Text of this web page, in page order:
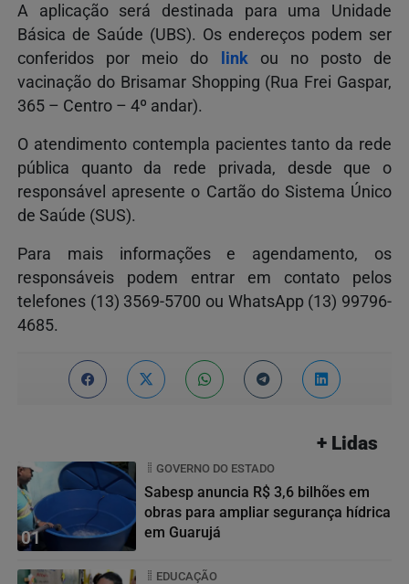
A aplicação será destinada para uma Unidade
Básica de Saúde (UBS). Os endereços podem ser
conferidos por meio do
link ou no posto de
vacinação do Brisamar Shopping (Rua Frei Gaspar,
365 – Centro – 4º andar).
O atendimento contempla pacientes tanto da rede
pública quanto da rede privada, desde que o
responsável apresente o Cartão do Sistema Único
de Saúde (SUS).
Para mais informações e agendamento, os
responsáveis podem entrar em contato pelos
telefones (13) 3569-5700 ou WhatsApp (13) 99796-
4685.
+ Lidas
01
GOVERNO DO ESTADO
Sabesp anuncia R$ 3,6 bilhões em
obras para ampliar segurança hídrica
em Guarujá
EDUCAÇÃO